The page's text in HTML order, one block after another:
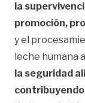
la
promoción,
y el
leche humana
la seguridad
contribuyendo